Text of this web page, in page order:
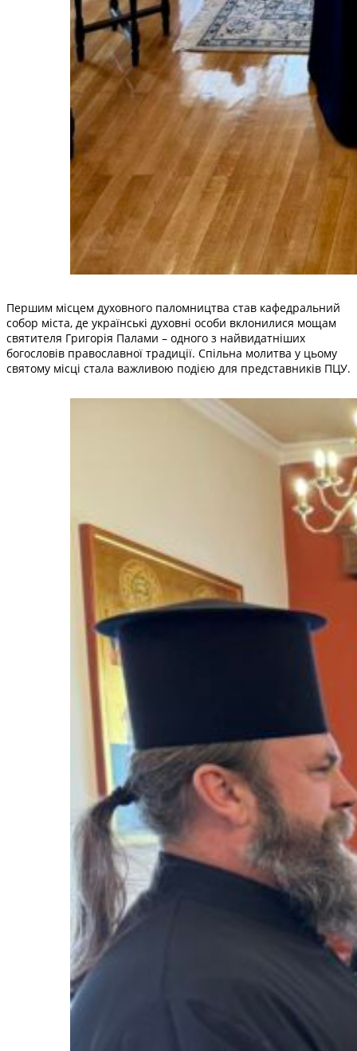
Першим місцем духовного паломництва став кафедральний
собор міста, де українські духовні особи вклонилися мощам
святителя Григорія Палами – одного з найвидатніших
богословів православної традиції. Спільна молитва у цьому
святому місці стала важливою подією для представників ПЦУ.